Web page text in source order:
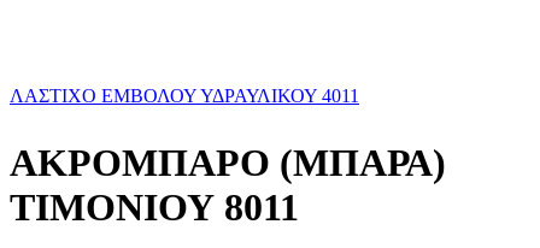
ΛΑΣΤΙΧΟ ΕΜΒΟΛΟΥ ΥΔΡΑΥΛΙΚΟΥ 4011
ΑΚΡΟΜΠΑΡΟ (ΜΠΑΡΑ)
ΤΙΜΟΝΙΟΥ 8011